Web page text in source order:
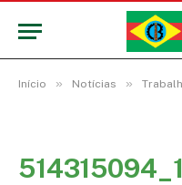
Início » Notícias »